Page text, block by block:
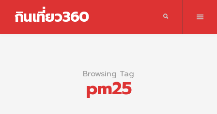
กินเที่ยว360
Browsing Tag
pm25